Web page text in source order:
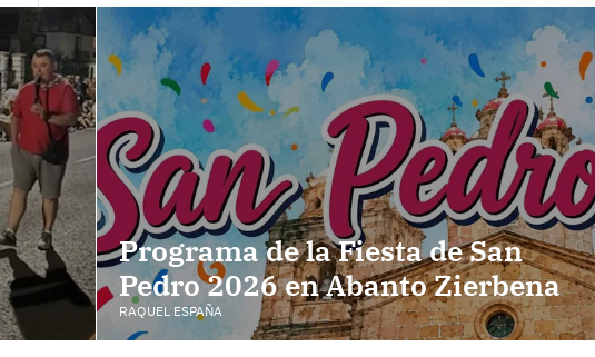
Programa de la Fiesta de San
Pedro 2026 en Abanto Zierbena
RAQUEL ESPAÑA